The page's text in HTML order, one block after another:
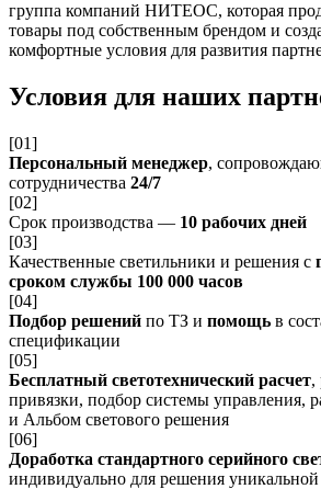
группа компаний НИТЕОС, которая
товары под собственным брендом и
комфортные условия для развития
Условия для наших
[01]
Персональный менеджер,
сотрудничества 24/7
[02]
Срок производства — 10 рабочих дней
[03]
Качественные светильники и решения с
сроком службы 100 000 часов
[04]
Подбор решений по ТЗ и помощь в
спецификации
[05]
Бесплатный светотехнический расчет,
привязки, подбор системы управления,
и Альбом светового решения
[06]
Доработка стандартного серийного
индивидуально для решения уникальной